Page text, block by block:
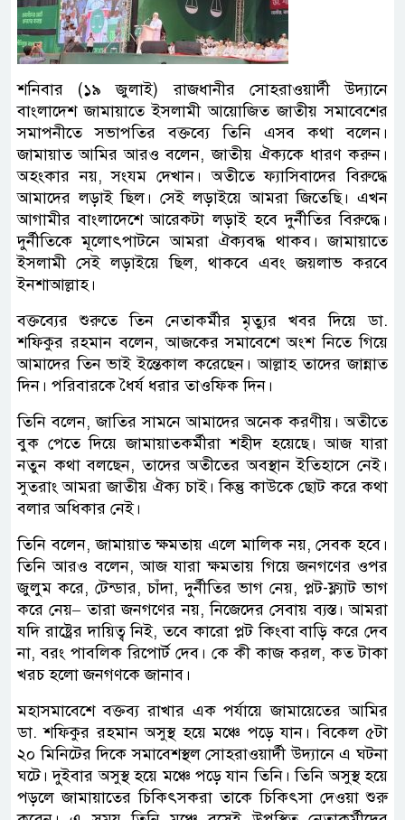
শনিবার (১৯ জুলাই) রাজধানীর সোহরাওয়ার্দী উদ্যানে
বাংলাদেশ জামায়াতে ইসলামী আয়োজিত জাতীয় সমাবেশের
সমাপনীতে সভাপতির বক্তব্যে তিনি এসব কথা বলেন।
জামায়াত আমির আরও বলেন, জাতীয় ঐক্যকে ধারণ করুন।
অহংকার নয়, সংযম দেখান। অতীতে ফ্যাসিবাদের বিরুদ্ধে
আমাদের লড়াই ছিল। সেই লড়াইয়ে আমরা জিতেছি। এখন
আগামীর বাংলাদেশে আরেকটা লড়াই হবে দুর্নীতির বিরুদ্ধে।
দুর্নীতিকে মূলোৎপাটনে আমরা ঐক্যবদ্ধ থাকব। জামায়াতে
ইসলামী সেই লড়াইয়ে ছিল, থাকবে এবং জয়লাভ করবে
ইনশাআল্লাহ।
বক্তব্যের শুরুতে তিন নেতাকর্মীর মৃত্যুর খবর দিয়ে ডা.
শফিকুর রহমান বলেন, আজকের সমাবেশে অংশ নিতে গিয়ে
আমাদের তিন ভাই ইন্তেকাল করেছেন। আল্লাহ তাদের জান্নাত
দিন। পরিবারকে ধৈর্য ধরার তাওফিক দিন।
তিনি বলেন, জাতির সামনে আমাদের অনেক করণীয়। অতীতে
বুক পেতে দিয়ে জামায়াতকর্মীরা শহীদ হয়েছে। আজ যারা
নতুন কথা বলছেন, তাদের অতীতের অবস্থান ইতিহাসে নেই।
সুতরাং আমরা জাতীয় ঐক্য চাই। কিন্তু কাউকে ছোট করে কথা
বলার অধিকার নেই।
তিনি বলেন, জামায়াত ক্ষমতায় এলে মালিক নয়, সেবক হবে।
তিনি আরও বলেন, আজ যারা ক্ষমতায় গিয়ে জনগণের ওপর
জুলুম করে, টেন্ডার, চাঁদা, দুর্নীতির ভাগ নেয়, প্লট-ফ্ল্যাট ভাগ
করে নেয়– তারা জনগণের নয়, নিজেদের সেবায় ব্যস্ত। আমরা
যদি রাষ্ট্রের দায়িত্ব নিই, তবে কারো প্লট কিংবা বাড়ি করে দেব
না, বরং পাবলিক রিপোর্ট দেব। কে কী কাজ করল, কত টাকা
খরচ হলো জনগণকে জানাব।
মহাসমাবেশে বক্তব্য রাখার এক পর্যায়ে জামায়েতের আমির
ডা. শফিকুর রহমান অসুস্থ হয়ে মঞ্চে পড়ে যান। বিকেল ৫টা
২০ মিনিটের দিকে সমাবেশস্থল সোহরাওয়ার্দী উদ্যানে এ ঘটনা
ঘটে। দুইবার অসুস্থ হয়ে মঞ্চে পড়ে যান তিনি। তিনি অসুস্থ হয়ে
পড়লে জামায়াতের চিকিৎসকরা তাকে চিকিৎসা দেওয়া শুরু